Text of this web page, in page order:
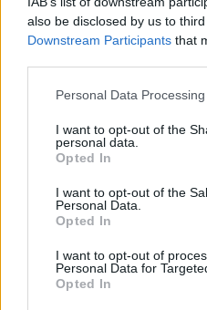
also be disclosed by us to
Downstream Participants that
Personal Data
I want to opt-out of the
personal data.
Opted In
I want to opt-out of the
Personal Data.
Opted In
I want to opt-out of
Personal Data for
Opted In
Systembolaget minst
från undersökningen
Mariestads tillverkas i
sju av tio (68 procent)
Mellerudstrakten och sju
Sverige. Resultaten är
på användare av märkena.
Vad som också är
några konsumenter vet